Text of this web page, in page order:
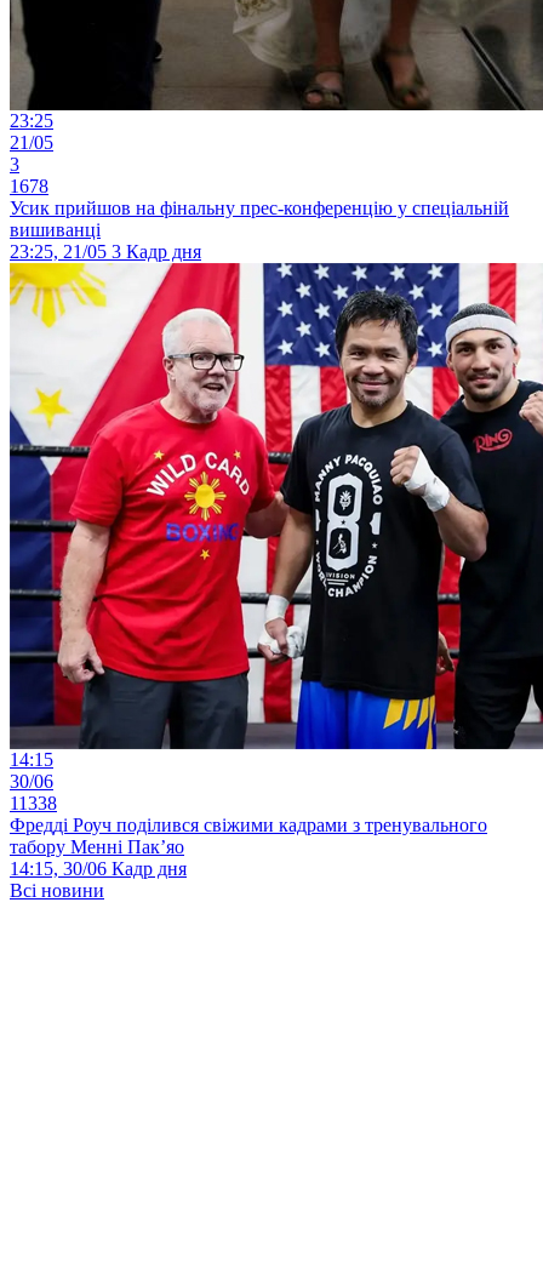
23:25
21/05
3
1678
Усик прийшов на фінальну прес-конференцію у спеціальній
вишиванці
23:25, 21/05 3 Кадр дня
14:15
30/06
11338
Фредді Роуч поділився свіжими кадрами з тренувального
табору Менні Пак’яо
14:15, 30/06 Кадр дня
Всі новини